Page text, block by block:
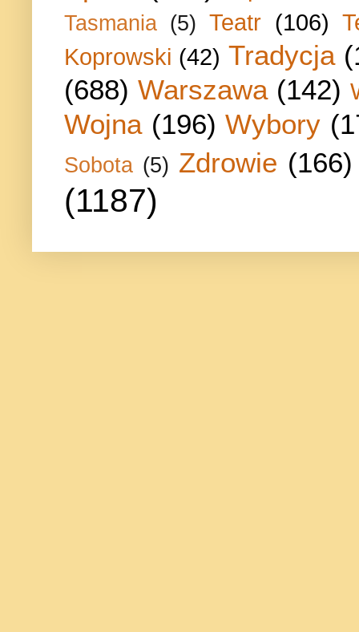
Tasmania (5) Teatr (106)
Koprowski (42) Tradycja
(688) Warszawa (142)
Wojna (196) Wybory
Sobota (5) Zdrowie (166)
(1187)